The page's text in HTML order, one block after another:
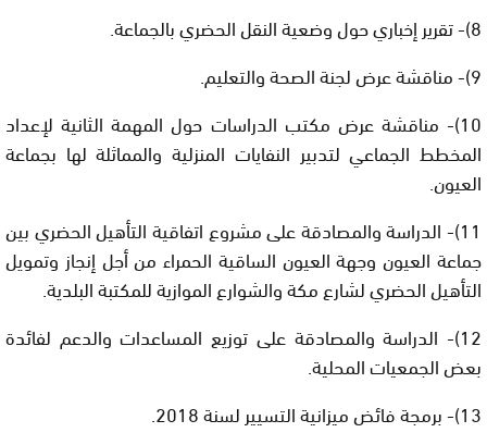
8)- تقرير إخباري حول وضعية النقل الحضري بالجماعة.
9)- مناقشة عرض لجنة الصحة والتعليم.
10)- مناقشة عرض مكتب الدراسات حول المهمة الثانية لإعداد
المخطط الجماعي لتدبير النفايات المنزلية والمماثلة لها بجماعة
العيون.
11)- الدراسة والمصادقة على مشروع اتفاقية التأهيل الحضري بين
جماعة العيون وجهة العيون الساقية الحمراء من أجل إنجاز وتمويل
التأهيل الحضري لشارع مكة والشوارع الموازية للمكتبة البلدية.
12)- الدراسة والمصادقة على توزيع المساعدات والدعم لفائدة
بعض الجمعيات المحلية.
13)- برمجة فائض ميزانية التسيير لسنة 2018.